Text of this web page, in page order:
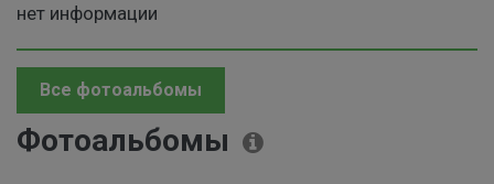
нет информации
Все фотоальбомы
Фотоальбомы